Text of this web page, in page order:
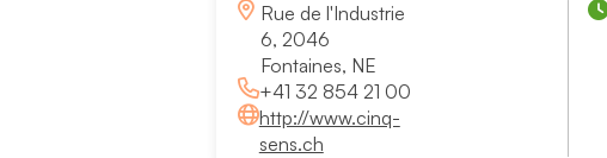
Rue de l'Industrie
6, 2046
Fontaines, NE
+41 32 854 21 00
http://www.cinq-
sens.ch